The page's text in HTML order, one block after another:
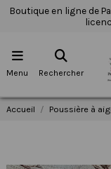
Boutique en ligne de
Menu Rechercher
Accueil Poussière à